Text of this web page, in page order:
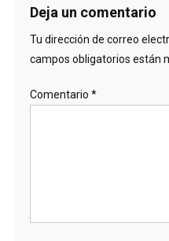
Deja un comentario
Tu dirección de correo
campos obligatorios están
Comentario *